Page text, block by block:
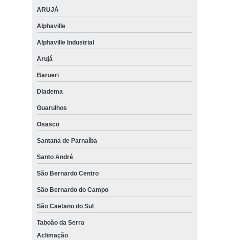
ARUJÁ
Alphaville
Alphaville Industrial
Arujá
Barueri
Diadema
Guarulhos
Osasco
Santana de Parnaíba
Santo André
São Bernardo Centro
São Bernardo do Campo
São Caetano do Sul
Taboão da Serra
Aclimação